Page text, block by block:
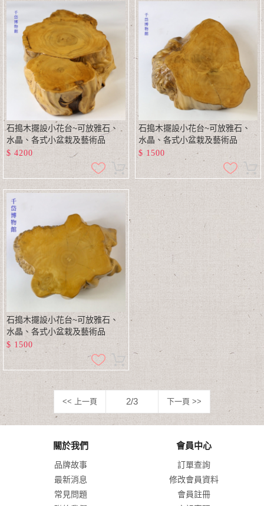
石搗木擺設小花台~可放雅石、
水晶、各式小盆栽及藝術品
$ 4200
石搗木擺設小花台~可放雅石、
水晶、各式小盆栽及藝術品
$ 1500
石搗木擺設小花台~可放雅石、
水晶、各式小盆栽及藝術品
$ 1500
<< 上一頁 2/3 下一頁 >>
關於我們
品牌故事
最新消息
常見問題
會員中心
訂單查詢
修改會員資料
會員註冊